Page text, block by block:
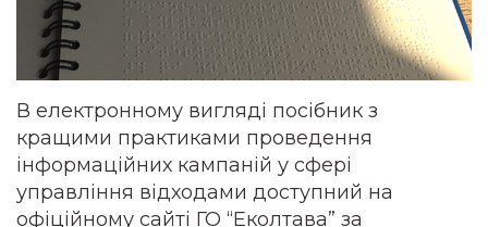
В електронному вигляді посібник з
кращими практиками проведення
інформаційних кампаній у сфері
управління відходами доступний на
офіційному сайті ГО “Еколтава” за